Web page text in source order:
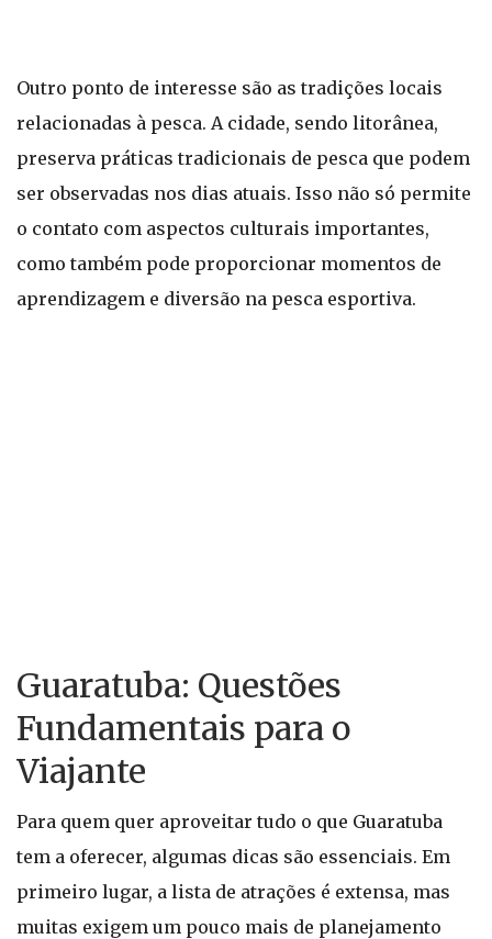
Outro ponto de interesse são as tradições locais
relacionadas à pesca. A cidade, sendo litorânea,
preserva práticas tradicionais de pesca que podem
ser observadas nos dias atuais. Isso não só permite
o contato com aspectos culturais importantes,
como também pode proporcionar momentos de
aprendizagem e diversão na pesca esportiva.
Guaratuba: Questões
Fundamentais para o
Viajante
Para quem quer aproveitar tudo o que Guaratuba
tem a oferecer, algumas dicas são essenciais. Em
primeiro lugar, a lista de atrações é extensa, mas
muitas exigem um pouco mais de planejamento